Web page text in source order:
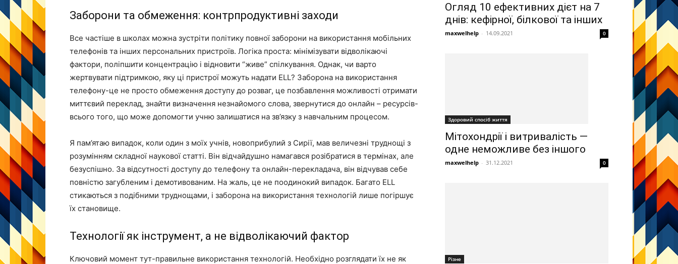
Заборони та обмеження: контрпродуктивні заходи
Все частіше в школах можна зустріти політику повної заборони на використання мобільних
телефонів та інших персональних пристроїв. Логіка проста: мінімізувати відволікаючі
фактори, поліпшити концентрацію і відновити “живе” спілкування. Однак, чи варто
жертвувати підтримкою, яку ці пристрої можуть надати ELL? Заборона на використання
телефону-це не просто обмеження доступу до розваг, це позбавлення можливості отримати
миттєвий переклад, знайти визначення незнайомого слова, звернутися до онлайн – ресурсів-
всього того, що може допомогти учню залишатися на зв’язку з навчальним процесом.
Я пам’ятаю випадок, коли один з моїх учнів, новоприбулий з Сирії, мав величезні труднощі з
розумінням складної наукової статті. Він відчайдушно намагався розібратися в термінах, але
безуспішно. За відсутності доступу до телефону та онлайн-перекладача, він відчував себе
повністю загубленим і демотивованим. На жаль, це не поодинокий випадок. Багато ELL
стикаються з подібними труднощами, і заборона на використання технологій лише погіршує
їх становище.
Технології як інструмент, а не відволікаючий фактор
Ключовий момент тут-правильне використання технологій. Необхідно розглядати їх не як
Огляд 10 ефективних дієт на 7
днів: кефірної, білкової та інших
maxwelhelp - 14.09.2021 0
Здоровий спосіб життя
Мітохондрії і витривалість —
одне неможливе без іншого
maxwelhelp - 31.12.2021 0
Різне